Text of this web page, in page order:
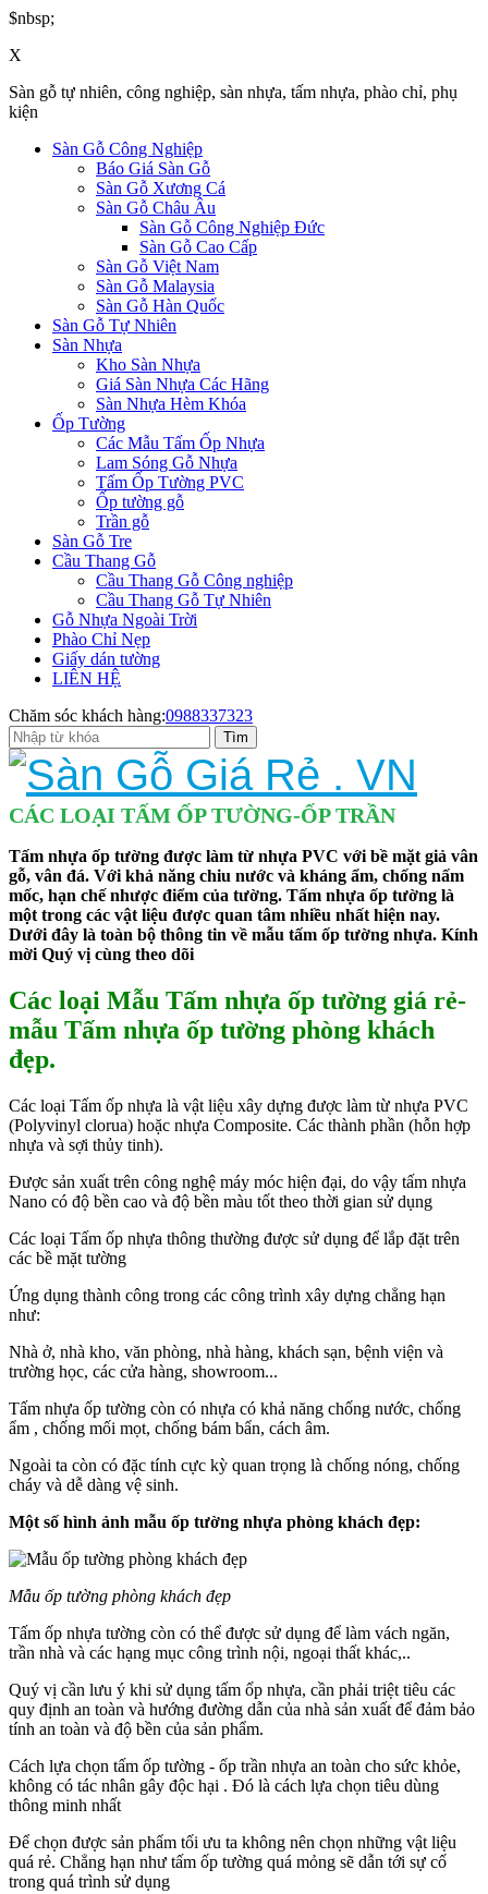
$nbsp;
X
Sàn gỗ tự nhiên, công nghiệp, sàn nhựa, tấm nhựa, phào chỉ, phụ
kiện
Sàn Gỗ Công Nghiệp
Báo Giá Sàn Gỗ
Sàn Gỗ Xương Cá
Sàn Gỗ Châu Âu
Sàn Gỗ Công Nghiệp Đức
Sàn Gỗ Cao Cấp
Sàn Gỗ Việt Nam
Sàn Gỗ Malaysia
Sàn Gỗ Hàn Quốc
Sàn Gỗ Tự Nhiên
Sàn Nhựa
Kho Sàn Nhựa
Giá Sàn Nhựa Các Hãng
Sàn Nhựa Hèm Khóa
Ốp Tường
Các Mẫu Tấm Ốp Nhựa
Lam Sóng Gỗ Nhựa
Tấm Ốp Tường PVC
Ốp tường gỗ
Trần gỗ
Sàn Gỗ Tre
Cầu Thang Gỗ
Cầu Thang Gỗ Công nghiệp
Cầu Thang Gỗ Tự Nhiên
Gỗ Nhựa Ngoài Trời
Phào Chỉ Nẹp
Giấy dán tường
LIÊN HỆ
Chăm sóc khách hàng:0988337323
CÁC LOẠI TẤM ỐP TƯỜNG-ỐP TRẦN
Tấm nhựa ốp tường được làm từ nhựa PVC với bề mặt giả vân
gỗ, vân đá. Với khả năng chiu nước và kháng ẩm, chống nấm
mốc, hạn chế nhược điểm của tường. Tấm nhựa ốp tường là
một trong các vật liệu được quan tâm nhiều nhất hiện nay.
Dưới đây là toàn bộ thông tin về mẫu tấm ốp tường nhựa. Kính
mời Quý vị cùng theo dõi
Các loại Mẫu Tấm nhựa ốp tường giá rẻ-
mẫu Tấm nhựa ốp tường phòng khách
đẹp.
Các loại Tấm ốp nhựa là vật liệu xây dựng được làm từ nhựa PVC
(Polyvinyl clorua) hoặc nhựa Composite. Các thành phần (hỗn hợp
nhựa và sợi thủy tinh).
Được sản xuất trên công nghệ máy móc hiện đại, do vậy tấm nhựa
Nano có độ bền cao và độ bền màu tốt theo thời gian sử dụng
Các loại Tấm ốp nhựa thông thường được sử dụng để lắp đặt trên
các bề mặt tường
Ứng dụng thành công trong các công trình xây dựng chẳng hạn
như:
Nhà ở, nhà kho, văn phòng, nhà hàng, khách sạn, bệnh viện và
trường học, các cửa hàng, showroom...
Tấm nhựa ốp tường còn có nhựa có khả năng chống nước, chống
ẩm , chống mối mọt, chống bám bẩn, cách âm.
Ngoài ta còn có đặc tính cực kỳ quan trọng là chống nóng, chống
cháy và dễ dàng vệ sinh.
Một số hình ảnh mẫu ốp tường nhựa phòng khách đẹp:
Mẫu ốp tường phòng khách đẹp
Tấm ốp nhựa tường còn có thể được sử dụng để làm vách ngăn,
trần nhà và các hạng mục công trình nội, ngoại thất khác,..
Quý vị cần lưu ý khi sử dụng tấm ốp nhựa, cần phải triệt tiêu các
quy định an toàn và hướng đường dẫn của nhà sản xuất để đảm bảo
tính an toàn và độ bền của sản phẩm.
Cách lựa chọn tấm ốp tường - ốp trần nhựa an toàn cho sức khỏe,
không có tác nhân gây độc hại . Đó là cách lựa chọn tiêu dùng
thông minh nhất
Để chọn được sản phẩm tối ưu ta không nên chọn những vật liệu
quá rẻ. Chẳng hạn như tấm ốp tường quá mỏng sẽ dẫn tới sự cố
trong quá trình sử dụng